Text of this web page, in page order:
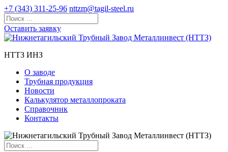
+7 (343) 311-25-96 nttzm@tagil-steel.ru
Оставить заявку
НТТЗ ИНЗ
О заводе
Трубная продукция
Новости
Калькулятор металлопроката
Справочник
Контакты